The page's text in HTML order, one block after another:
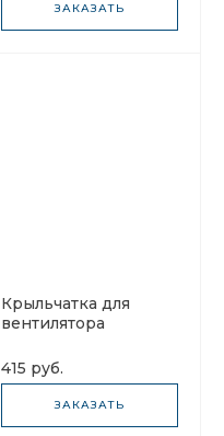
ЗАКАЗАТЬ
Крыльчатка для
вентилятора
415 руб.
ЗАКАЗАТЬ